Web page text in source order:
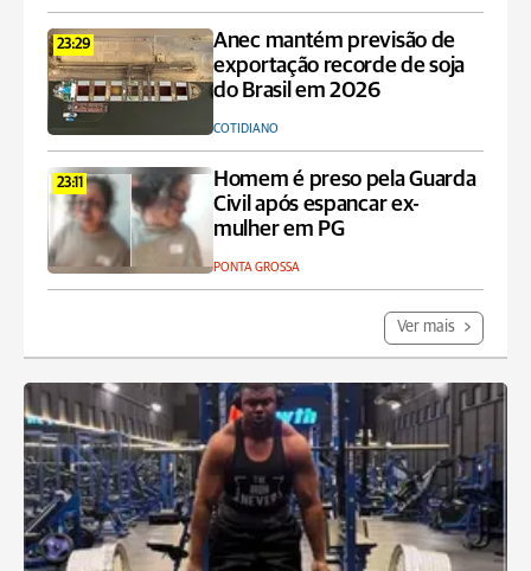
23:29
Anec mantém previsão de
exportação recorde de soja
do Brasil em 2026
COTIDIANO
23:11
Homem é preso pela Guarda
Civil após espancar ex-
mulher em PG
PONTA GROSSA
Ver mais